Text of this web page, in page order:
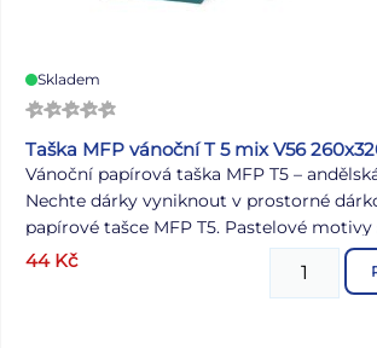
Skladem
Taška MFP vánoční T 5 mix V56
Vánoční papírová taška MFP T5 –
Nechte dárky vyniknout v prostorné
papírové tašce MFP T5. Pastelové motivy
perníkovou chaloupkou a vánočními
balení něhu i kouzlo Vánoc. Díky
44 Kč